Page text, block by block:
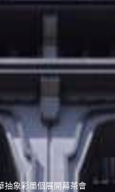
抽象彩墨個展開幕茶會